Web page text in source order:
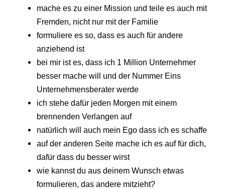
mache es zu einer Mission und teile es auch mit
Fremden, nicht nur mit der Familie
formuliere es so, dass es auch für andere
anziehend ist
bei mir ist es, dass ich 1 Million Unternehmer
besser mache will und der Nummer Eins
Unternehmensberater werde
ich stehe dafür jeden Morgen mit einem
brennenden Verlangen auf
natürlich will auch mein Ego dass ich es schaffe
auf der anderen Seite mache ich es auf für dich,
dafür dass du besser wirst
wie kannst du aus deinem Wunsch etwas
formulieren, das andere mitzieht?